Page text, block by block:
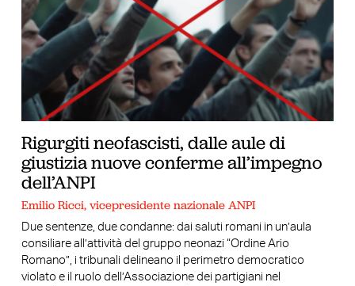
Rigurgiti neofascisti, dalle aule di
giustizia nuove conferme all’impegno
dell’ANPI
Emilio Ricci, vicepresidente nazionale ANPI
Due sentenze, due condanne: dai saluti romani in un’aula
consiliare all’attività del gruppo neonazi “Ordine Ario
Romano”, i tribunali delineano il perimetro democratico
violato e il ruolo dell’Associazione dei partigiani nel